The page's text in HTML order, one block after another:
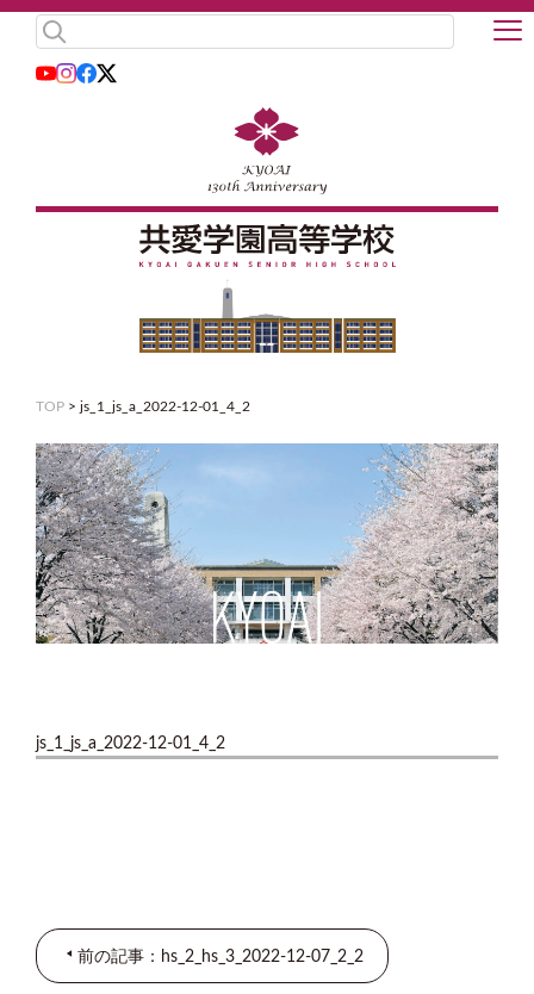
TOP > js_1_js_a_2022-12-01_4_2
js_1_js_a_2022-12-01_4_2
前の記事：hs_2_hs_3_2022-12-07_2_2